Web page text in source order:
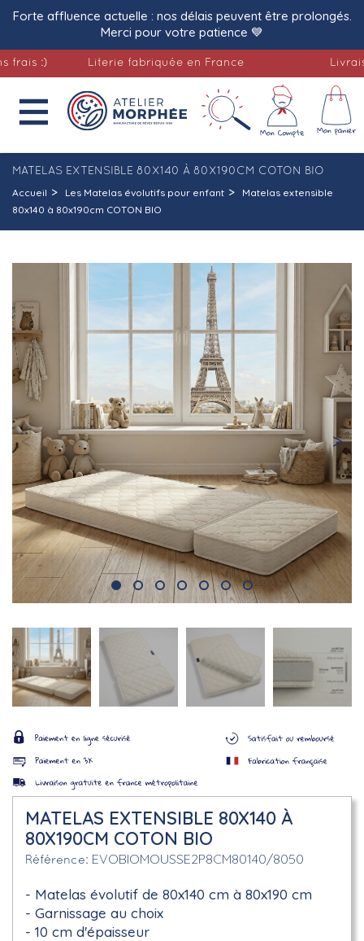
Forte affluence actuelle : nos délais peuvent être prolongés.
Merci pour votre patience 💙
:) Literie fabriquée en France Livraison

MATELAS EXTENSIBLE 80X140 À 80X190CM COTON BIO
Accueil Les Matelas évolutifs pour enfant
Matelas extensible
80x140 à 80x190cm COTON BIO
MATELAS EXTENSIBLE 80X140 À
80X190CM COTON BIO
Référence EVOBIOMOUSSE2P8CM80140/8050
Matelas évolutif de 80x140 cm à 80x190 cm
Garnissage au choix
10 cm d'épaisseur